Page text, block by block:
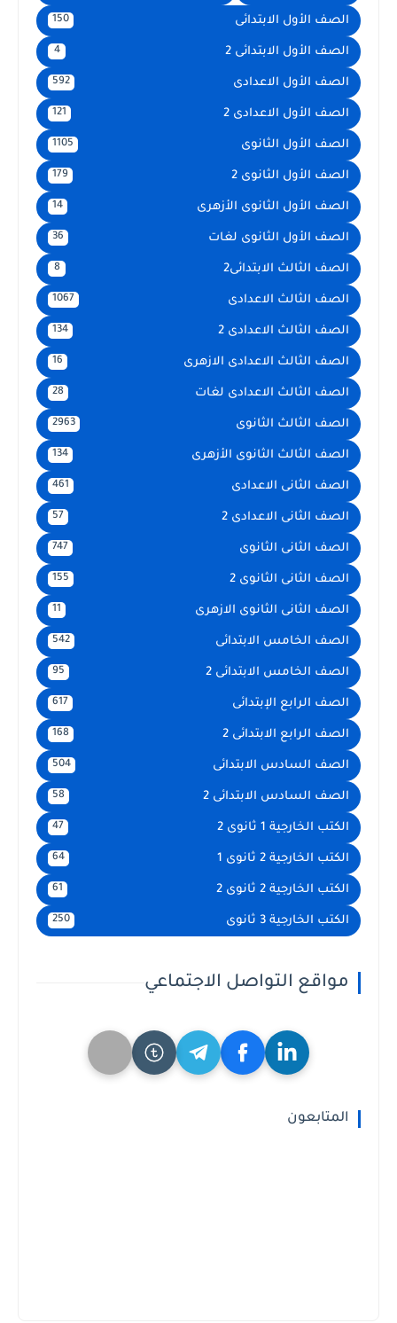
الصف الأول الابتدائى 150
الصف الأول الابتدائى 2 4
الصف الأول الاعدادى 592
الصف الأول الاعدادى 2 121
الصف الأول الثانوى 1105
الصف الأول الثانوى 2 179
الصف الأول الثانوى الأزهرى 14
الصف الأول الثانوى لغات 36
الصف الثالث الابتدائى2 8
الصف الثالث الاعدادى 1067
الصف الثالث الاعدادى 2 134
الصف الثالث الاعدادى الازهرى 16
الصف الثالث الاعدادى لغات 28
الصف الثالث الثانوى 2963
الصف الثالث الثانوى الأزهرى 134
الصف الثانى الاعدادى 461
الصف الثانى الاعدادى 2 57
الصف الثانى الثانوى 747
الصف الثانى الثانوى 2 155
الصف الثانى الثانوى الازهرى 11
الصف الخامس الابتدائى 542
الصف الخامس الابتدائى 2 95
الصف الرابع الإبتدائى 617
الصف الرابع الابتدائى 2 168
الصف السادس الابتدائى 504
الصف السادس الابتدائى 2 58
الكتب الخارجية 1 ثانوى 2 47
الكتب الخارجية 2 ثانوى 1 64
الكتب الخارجية 2 ثانوى 2 61
الكتب الخارجية 3 ثانوى 250
مواقع التواصل الاجتماعي
المتابعون